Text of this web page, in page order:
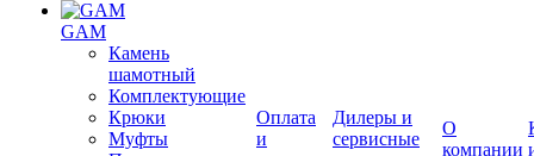
GAM
Камень
шамотный
Комплектующие
Крюки
Муфты
Оплата
и
Дилеры и
сервисные
О
компании